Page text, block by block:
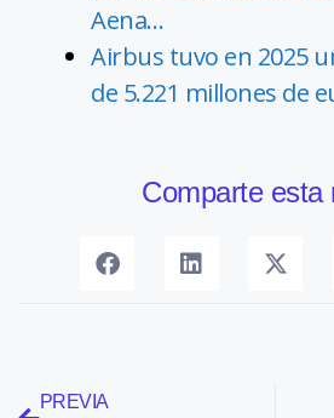
Aena…
Airbus tuvo en 2025
de 5.221 millones de
Comparte esta
PREVIA